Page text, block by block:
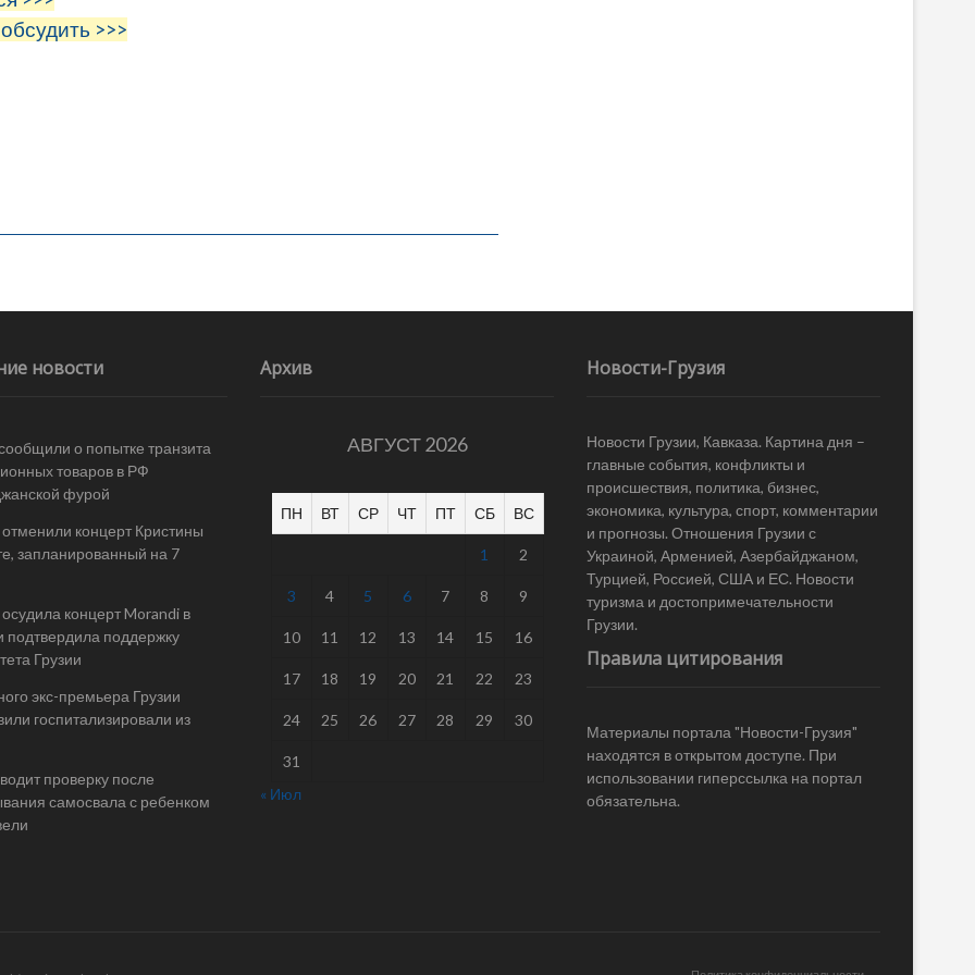
>>>
новости
о попытке транзита
товаров в РФ
фурой
концерт Кристины
запланированный на 7
концерт Morandi в
подтвердила поддержку
Грузии
экс-премьера Грузии
госпитализировали из
проверку после
самосвала с ребенком
Архив
АВГУСТ 2026
ПН ВТ СР ЧТ ПТ СБ ВС
1 2
3 4 5 6 7 8 9
10 11 12 13 14 15 16
17 18 19 20 21 22 23
24 25 26 27 28 29 30
31
« Июл
Новости-Грузия
Новости Грузии, Кавказа. Картина дня –
главные события, конфликты и
происшествия, политика, бизнес,
экономика, культура, спорт, комментарии
и прогнозы. Отношения Грузии с
Украиной, Арменией, Азербайджаном,
Турцией, Россией, США и ЕС. Новости
туризма и достопримечательности
Грузии.
Правила цитирования
Материалы портала "Новости-Грузия"
находятся в открытом доступе. При
использовании гиперссылка на портал
обязательна.